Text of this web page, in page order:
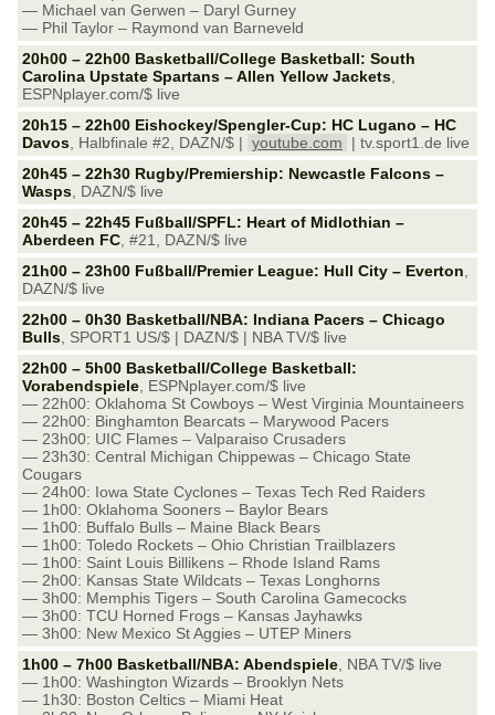
— Michael van Gerwen – Daryl Gurney
— Phil Taylor – Raymond van Barneveld
20h00 – 22h00 Basketball/College Basketball: South
Carolina Upstate Spartans – Allen Yellow Jackets
ESPNplayer.com/$ live
20h15 – 22h00 Eishockey/Spengler-Cup: HC Lugano – HC
Davos , Halbfinale #2, DAZN/$ | youtube.com
| tv.sport1.de live
20h45 – 22h30 Rugby/Premiership: Newcastle Falcons –
Wasps , DAZN/$ live
20h45 – 22h45 Fußball/SPFL: Heart of Midlothian –
Aberdeen FC , #21, DAZN/$ live
21h00 – 23h00 Fußball/Premier League: Hull City – Everton
DAZN/$ live
22h00 – 0h30 Basketball/NBA: Indiana Pacers – Chicago
Bulls , SPORT1 US/$ | DAZN/$ | NBA TV/$ live
22h00 – 5h00 Basketball/College Basketball:
Vorabendspiele , ESPNplayer.com/$ live
— 22h00: Oklahoma St Cowboys – West Virginia Mountaineers
— 22h00: Binghamton Bearcats – Marywood Pacers
— 23h00: UIC Flames – Valparaiso Crusaders
— 23h30: Central Michigan Chippewas – Chicago State
Cougars
— 24h00: Iowa State Cyclones – Texas Tech Red Raiders
— 1h00: Oklahoma Sooners – Baylor Bears
— 1h00: Buffalo Bulls – Maine Black Bears
— 1h00: Toledo Rockets – Ohio Christian Trailblazers
— 1h00: Saint Louis Billikens – Rhode Island Rams
— 2h00: Kansas State Wildcats – Texas Longhorns
— 3h00: Memphis Tigers – South Carolina Gamecocks
— 3h00: TCU Horned Frogs – Kansas Jayhawks
— 3h00: New Mexico St Aggies – UTEP Miners
1h00 – 7h00 Basketball/NBA: Abendspiele , NBA TV/$ live
— 1h00: Washington Wizards – Brooklyn Nets
— 1h30: Boston Celtics – Miami Heat